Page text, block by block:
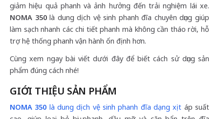
giảm hiệu quả phanh và ảnh hưởng đến trải nghiệm lái xe.
NOMA 350là dung dịch vệ sinh phanh đĩa chuyên dụng giúp
làm sạch nhanh các chi tiết phanh mà không cần tháo rời, hỗ
trợ hệ thống phanh vận hành ổn định hơn.
Cùng xem ngay bài viết dưới đây để biết cách sử dụng sản
phẩm đúng cách nhé!
GIỚI THIỆU SẢN PHẨM
NOMA 350 là dung dịch vệ sinh phanh đĩa dạng xịt áp suất